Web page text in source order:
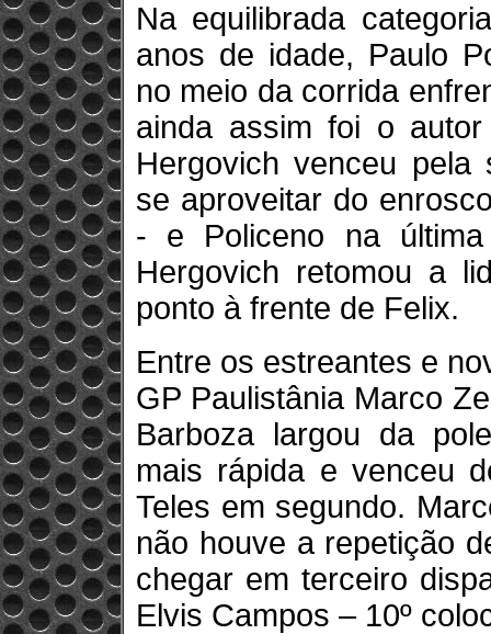
Na equilibrada
anos de idade, Paulo
no meio da corrida
ainda assim foi o
Hergovich venceu
se aproveitar do
- e Policeno na
Hergovich retomou a
ponto à frente de Felix.
Entre os estreantes e
GP Paulistânia Marco
Barboza largou da
mais rápida e venceu
Teles em segundo.
não houve a repetição
chegar em terceiro
Elvis Campos – 10º